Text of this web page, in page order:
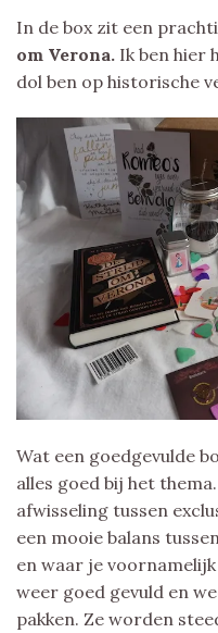
In de box zit een
om Verona. Ik ben hier
dol ben op historische
Wat een goedgevulde
alles goed bij het
afwisseling tussen
een mooie balans
en waar je
weer goed gevuld en
pakken. Ze worden